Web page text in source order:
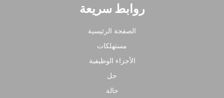
روابط سريعة
الصفحة الرئيسية
مستهلكات
الأجزاء الوظيفية
حل
حالة